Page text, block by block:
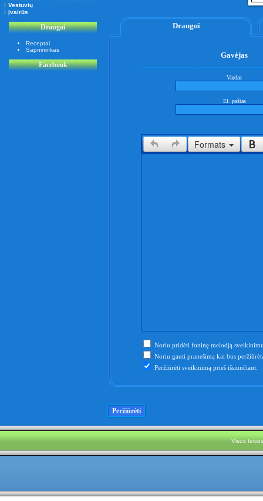
Vestuvių
Įvairūs
Draugai
Receptai
Sapnininkas
Facebook
Draugui
Gavėjas
Vardas
El. paštas
Formats
Noriu pridėti foninę melodją
Noriu gauti pranešimą kai bus
Peržiūrėti sveikinimą prieš išsiunčiant.
Visos